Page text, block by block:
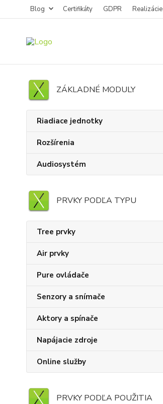
Blog Certifikáty GDPR Realizácie
ZÁKLADNÉ MODULY
Riadiace jednotky
Rozšírenia
Audiosystém
PRVKY PODĽA TYPU
Tree prvky
Air prvky
Pure ovládače
Senzory a snímače
Aktory a spínače
Napájacie zdroje
Online služby
PRVKY PODĽA POUŽITIA